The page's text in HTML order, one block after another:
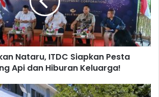
Nataru, ITDC Siapkan Pesta
Api dan Hiburan Keluarga!